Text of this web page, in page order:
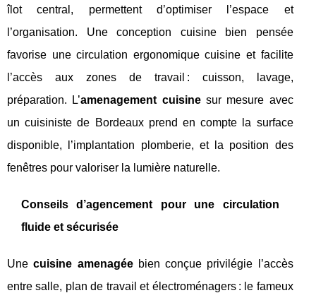
îlot central, permettent d’optimiser l’espace et
l’organisation. Une conception cuisine bien pensée
favorise une circulation ergonomique cuisine et facilite
l’accès aux zones de travail : cuisson, lavage,
préparation. L’amenagement cuisinesur mesure avec
un cuisiniste de Bordeaux prend en compte la surface
disponible, l’implantation plomberie, et la position des
fenêtres pour valoriser la lumière naturelle.
Conseils d’agencement pour une circulation
fluide et sécurisée
Unecuisine amenagéebien conçue privilégie l’accès
entre salle, plan de travail et électroménagers : le fameux